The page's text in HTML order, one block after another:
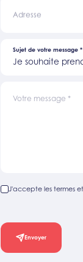
Adresse
Sujet de votre message*
Je souhaite
Votre message *
J'accepte les termes
Envoyer